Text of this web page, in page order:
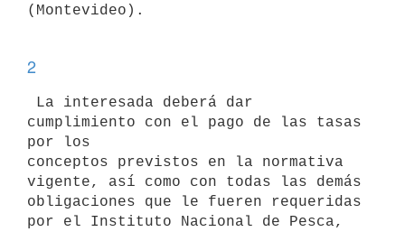
(Montevideo).
2
cumplimiento con el pago de las tasas
por los
conceptos previstos en la normativa
vigente, así como con todas las demás
obligaciones que le fueren requeridas
por el Instituto Nacional de Pesca,